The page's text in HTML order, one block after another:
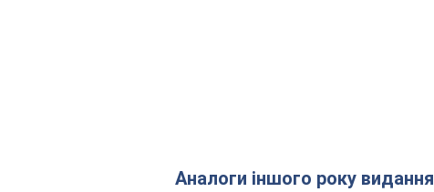
Аналоги іншого року видання